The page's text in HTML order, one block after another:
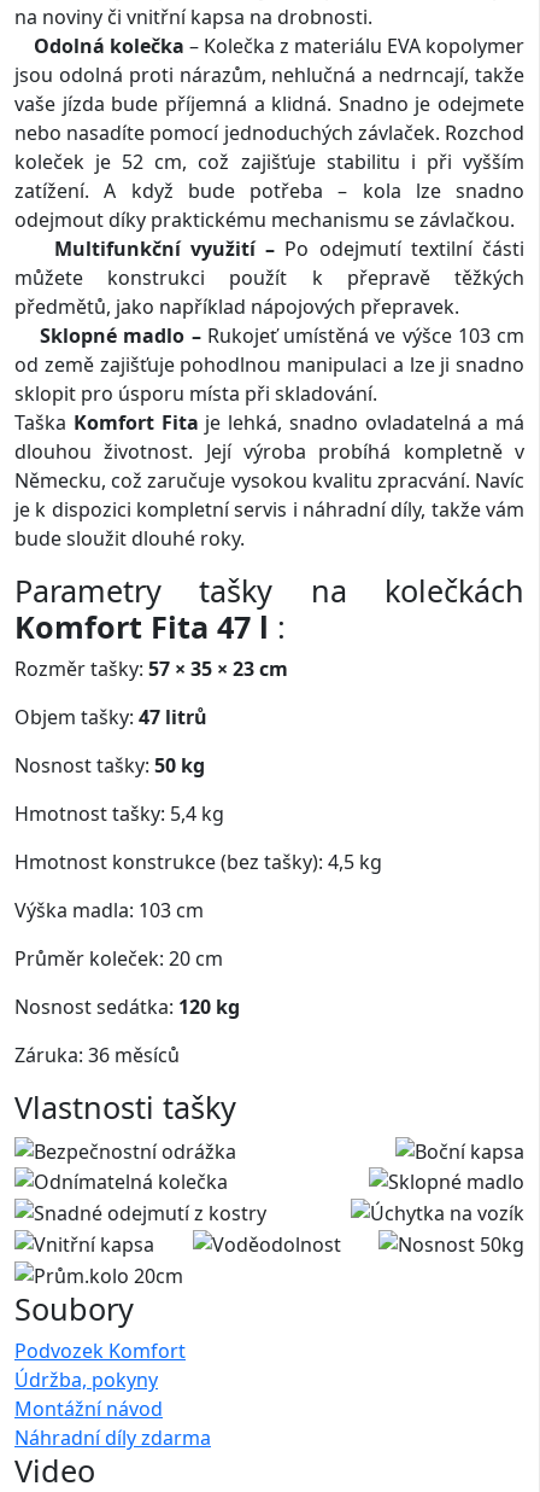
na noviny či vnitřní kapsa na drobnosti.
Odolná kolečka – Kolečka z materiálu EVA kopolymer
jsou odolná proti nárazům, nehlučná a nedrncají, takže
vaše jízda bude příjemná a klidná. Snadno je odejmete
nebo nasadíte pomocí jednoduchých závlaček. Rozchod
koleček je 52 cm, což zajišťuje stabilitu i při vyšším
zatížení. A když bude potřeba – kola lze snadno
odejmout díky praktickému mechanismu se závlačkou.
Multifunkční využití – Po odejmutí textilní části
můžete konstrukci použít k přepravě těžkých
předmětů, jako například nápojových přepravek.
Sklopné madlo – Rukojeť umístěná ve výšce 103 cm
od země zajišťuje pohodlnou manipulaci a lze ji snadno
sklopit pro úsporu místa při skladování.
Taška Komfort Fita je lehká, snadno ovladatelná a má
dlouhou životnost. Její výroba probíhá kompletně v
Německu, což zaručuje vysokou kvalitu zpracvání. Navíc
je k dispozici kompletní servis i náhradní díly, takže vám
bude sloužit dlouhé roky.
Parametry tašky na kolečkách
Komfort Fita 47 l :
Rozměr tašky: 57 × 35 × 23 cm
Objem tašky: 47 litrů
Nosnost tašky: 50 kg
Hmotnost tašky: 5,4 kg
Hmotnost konstrukce (bez tašky): 4,5 kg
Výška madla: 103 cm
Průměr koleček: 20 cm
Nosnost sedátka: 120 kg
Záruka: 36 měsíců
Vlastnosti tašky
Soubory
Podvozek Komfort
Údržba, pokyny
Montážní návod
Náhradní díly zdarma
Video